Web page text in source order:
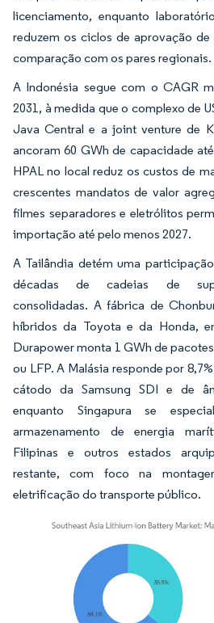
licenciamento, enquanto
reduzem os ciclos de aprovação
comparação com os pares regionais.
A Indonésia segue com o CAGR
2031, à medida que o complexo de
Java Central e a joint venture de
ancoram 60 GWh de capacidade
HPAL no local reduz os custos de
crescentes mandatos de valor
filmes separadores e eletrólitos
importação até pelo menos 2027.
A Tailândia detém uma
décadas de cadeias de
consolidadas. A fábrica de
híbridos da Toyota e da Honda,
Durapower monta 1 GWh de
ou LFP. A Malásia responde por
cátodo da Samsung SDI e de
enquanto Singapura se
armazenamento de energia
Filipinas e outros estados
restante, com foco na
eletrificação do transporte público.